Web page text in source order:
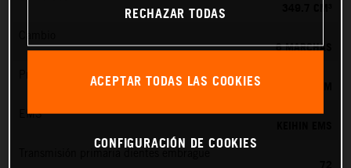
6 MARCHAS
Preparación de la mezcla
KEIHIN EFI, TOBERA DE 42 MM
EMS
RECHAZAR TODAS
ACEPTAR TODAS LAS COOKIES
CONFIGURACIÓN DE COOKIES